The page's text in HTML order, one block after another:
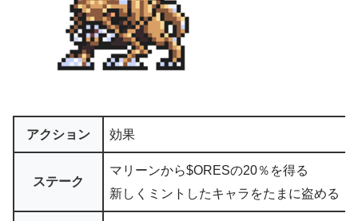
アクション 効果
ステーク
マリーンから$ORESの20％を得る
新しくミントしたキャラをたまに盗める